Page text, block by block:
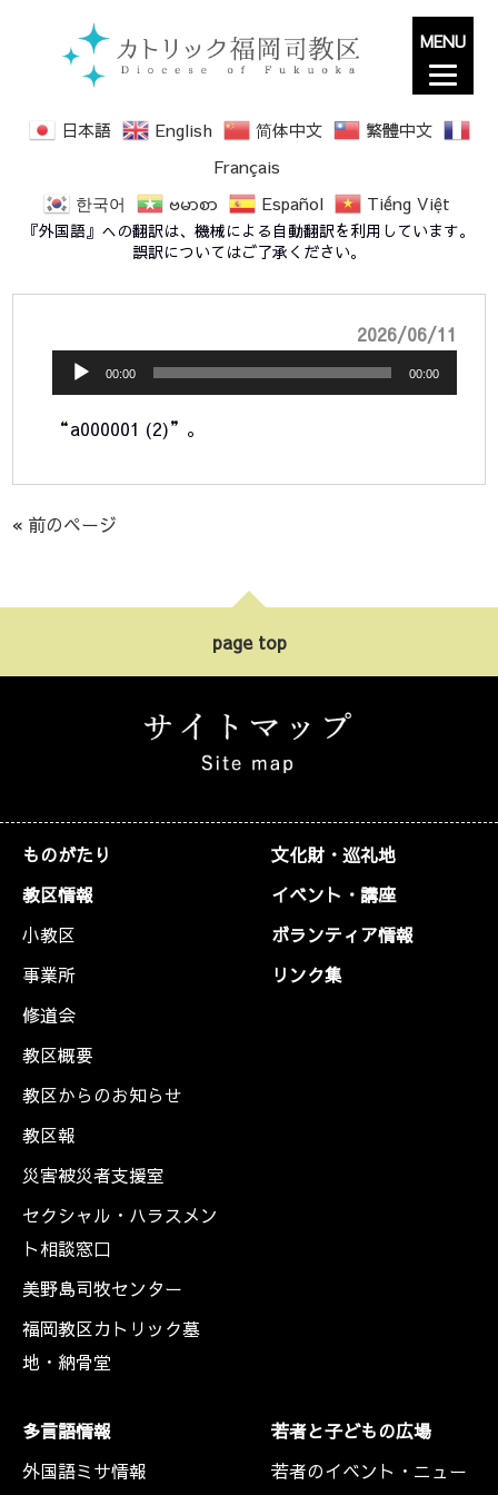
日本語 English 简体中文
繁體中文
Français
한국어
ဗမာစာ Español Tiếng Việt
『外国語』への翻訳は、機械による自動翻訳を利用しています。
誤訳についてはご了承ください。
a000001 (2)
2026/06/11
プ
00:00 00:00
“a000001 (2)”。
« 前のページ
page top
ものがたり
教区情報
小教区
事業所
修道会
教区概要
教区からのお知らせ
教区報
災害被災者支援室
セクシャル・ハラスメン
ト相談窓口
美野島司牧センター
福岡教区カトリック墓
地・納骨堂
文化財・巡礼地
イベント・講座
ボランティア情報
リンク集
多言語情報
外国語ミサ情報
若者と子どもの広場
若者のイベント・ニュー
MENU